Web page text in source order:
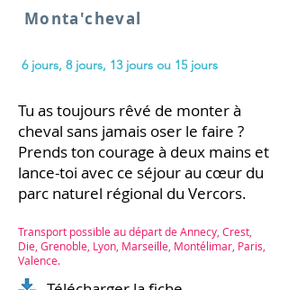
Monta'cheval
6 jours, 8 jours, 13jours ou 15 jours
Tu as toujours rêvé de monter à
cheval sans jamais oser le faire ?
Prends ton courage à deux mains et
lance-toi avec ce séjour au cœur du
parc naturel régional du Vercors.
Transport possible au départ de Annecy, Crest,
Die, Grenoble, Lyon, Marseille, Montélimar, Paris,
Valence.